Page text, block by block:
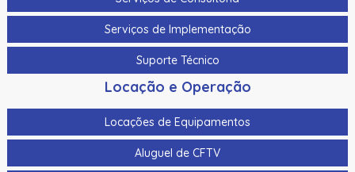
Cartao De Proximidade Rfid Hikvision Ds-Kem125 Em
Cartao De Proximidade Rfid Hikvision Fm11Rf08-M1 Mifare
Cartao De Proximidade Rfid Hikvision Frequencia Dupla
Mifare 13,56Mhz E Em 125Khz Em Pvc
Serviços de Implementação
Suporte Técnico
Locação e Operação
Locações de Equipamentos
Aluguel de CFTV